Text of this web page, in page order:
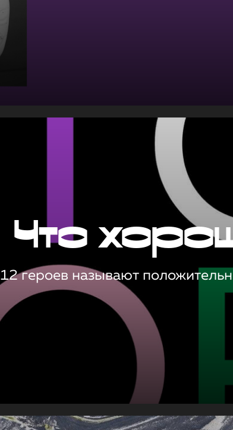
Что
12 героев называют